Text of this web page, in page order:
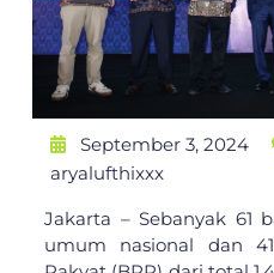
September 3, 2024
aryalufthixxx
Jakarta – Sebanyak 61
umum nasional dan